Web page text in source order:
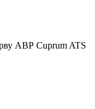
АВР Cuprum ATS